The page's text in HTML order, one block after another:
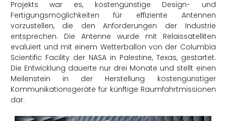
Projekts war es, kostengünstige Design- und
Fertigungsmöglichkeiten für effiziente Antennen
vorzustellen, die den Anforderungen der Industrie
entsprechen. Die Antenne wurde mit Relaissatelliten
evaluiert und mit einem Wetterballon von der Columbia
Scientific Facility der NASA in Palestine, Texas, gestartet.
Die Entwicklung dauerte nur drei Monate und stellt einen
Meilenstein in der Herstellung kostengünstiger
Kommunikationsgeräte für künftige Raumfahrtmissionen
dar.